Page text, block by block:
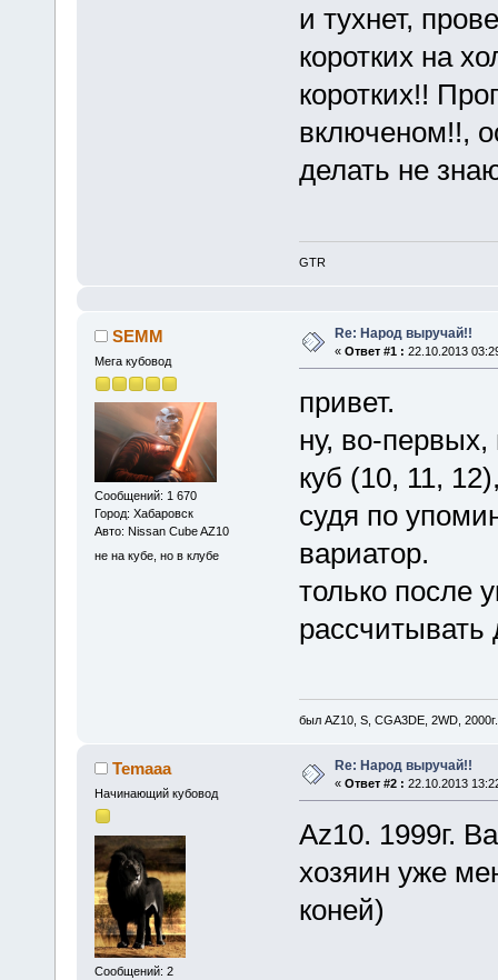
и тухнет,
коротких на
коротких!!
включеном!!,
делать не
GTR
SEMM
Мега кубовод
Сообщений: 1 670
Город: Хабаровск
Авто: Nissan Cube AZ10
не на кубе, но в клубе
Re: Народ выручай!!
« Ответ #1 : 22.10.2013
привет.
ну, во-первых,
куб (10, 11,
судя по
вариатор.
только после
рассчитывать
был AZ10, S, CGA3DE, 2WD, 2000г.
Temaaa
Начинающий кубовод
Сообщений: 2
Re: Народ выручай!!
« Ответ #2 : 22.10.2013
Az10. 1999г.
хозяин уже
коней)